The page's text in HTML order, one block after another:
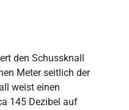
den Schussknall
Meter seitlich der
weist einen
145 Dezibel auf